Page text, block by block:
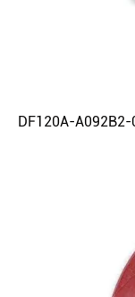
DF120A-